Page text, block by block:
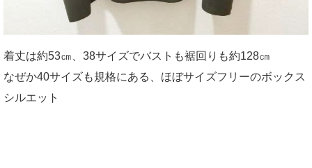
着丈は約53㎝、38サイズでバストも裾回りも約128㎝
なぜか40サイズも規格にある、ほぼサイズフリーのボックス
シルエット